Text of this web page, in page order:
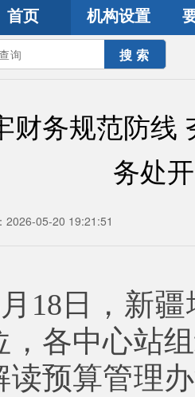
首页 机构设置
要闻动态
财务规范防
务处
2026-05-20 19:21:51
18日，新
，各中心站
读预算管理